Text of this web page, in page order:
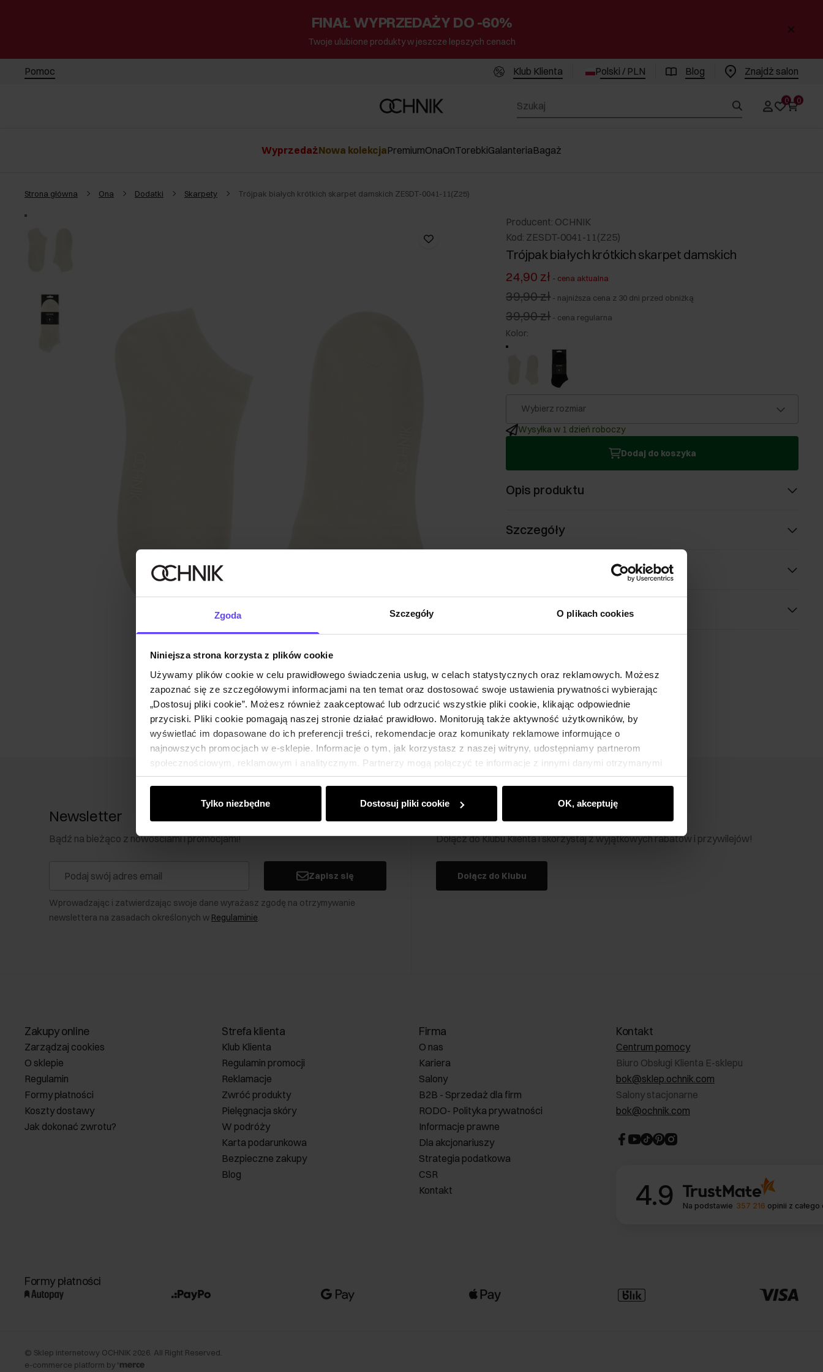
Zgoda Szczegóły O plikach cookies
Niniejsza strona korzysta z plików cookie
Używamy plików cookie w celu prawidłowego świadczenia usług, w celach statystycznych oraz reklamowych. Możesz
zapoznać się ze szczegółowymi informacjami na ten temat oraz dostosować swoje ustawienia prywatności wybierając
„Dostosuj pliki cookie”. Możesz również zaakceptować lub odrzucić wszystkie pliki cookie, klikając odpowiednie
przyciski. Pliki cookie pomagają naszej stronie działać prawidłowo. Monitorują także aktywność użytkowników, by
wyświetlać im dopasowane do ich preferencji treści, rekomendacje oraz komunikaty reklamowe informujące o
najnowszych promocjach w e-sklepie. Informacje o tym, jak korzystasz z naszej witryny, udostępniamy partnerom
społecznościowym, reklamowym i analitycznym. Partnerzy mogą połączyć te informacje z innymi danymi otrzymanymi
od Ciebie lub uzyskanymi podczas korzystania z ich usług.
Tylko niezbędne Dostosuj pliki cookie OK, akceptuję
FINAŁ WYPRZEDAŻY DO -60%
Twoje ulubione produkty w jeszcze lepszych cenach
Pomoc Klub Klienta Polski / PLN Blog Znajdż salon
0 0
WyprzedażNowa kolekcjaPremiumOnaOnTorebkiGalanteriaBagaż
Strona główna Ona Dodatki Skarpety Trójpak białych krótkich skarpet damskich ZESDT-0041-11(Z25)
Producent: OCHNIK
Kod: ZESDT-0041-11(Z25)
Trójpak białych krótkich skarpet damskich
24,90 zł - cena aktualna
39,90 zł - najniższa cena z 30 dni przed obniżką
39,90 zł - cena regularna
Kolor:
Wybierz rozmiar
Wysyłka w 1 dzień roboczy
Dodaj do koszyka
Opis produktu
Szczegóły
Newsletter
Bądź na bieżąco z nowościami i promocjami!
Zapisz się
Wprowadzając i zatwierdzając swoje dane wyrażasz zgodę na otrzymywanie
newslettera na zasadach określonych w Regulaminie.
Klub Klienta Ochnik
Dołącz do Klubu Klienta i skorzystaj z wyjątkowych rabatów i przywilejów!
Dołącz do Klubu
Zakupy online
Zarządzaj cookies
O sklepie
Regulamin
Formy płatności
Koszty dostawy
Jak dokonać zwrotu?
Strefa klienta
Klub Klienta
Regulamin promocji
Reklamacje
Zwróć produkty
Pielęgnacja skóry
W podróży
Karta podarunkowa
Bezpieczne zakupy
Blog
Firma
O nas
Kariera
Salony
B2B - Sprzedaż dla firm
RODO- Polityka prywatności
Informacje prawne
Dla akcjonariuszy
Strategia podatkowa
CSR
Kontakt
Kontakt
Centrum pomocy
Biuro Obsługi Klienta E-sklepu
bok@sklep.ochnik.com
Salony stacjonarne
bok@ochnik.com
4.9 Na podstawie 357 216 opinii z
Formy płatności
© Sklep internetowy OCHNIK 2026 . All Right Reserved.
e-commerce platform by